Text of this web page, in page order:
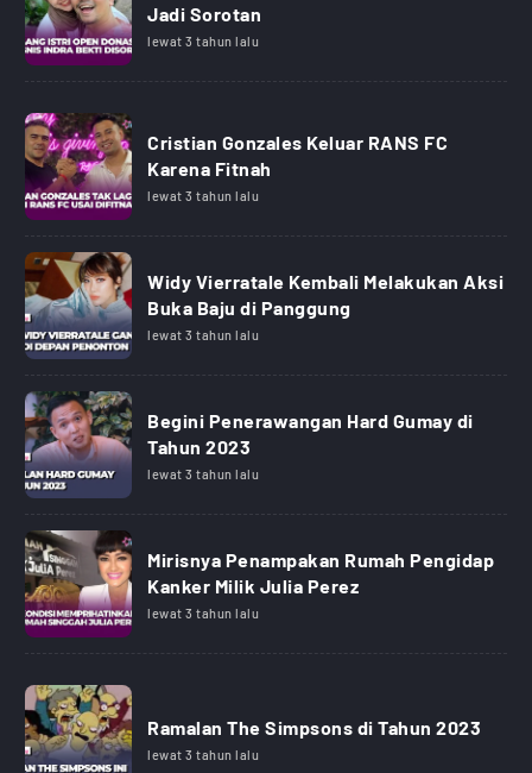
Jadi Sorotan
lewat 3 tahun lalu
Cristian Gonzales Keluar RANS FC
Karena Fitnah
lewat 3 tahun lalu
Widy Vierratale Kembali Melakukan Aksi
Buka Baju di Panggung
lewat 3 tahun lalu
Begini Penerawangan Hard Gumay di
Tahun 2023
lewat 3 tahun lalu
Mirisnya Penampakan Rumah Pengidap
Kanker Milik Julia Perez
lewat 3 tahun lalu
Ramalan The Simpsons di Tahun 2023
lewat 3 tahun lalu